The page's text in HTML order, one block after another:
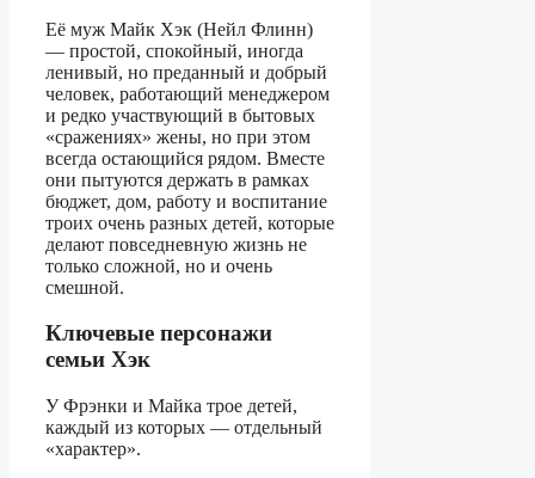
Её муж Майк Хэк (Нейл Флинн)
— простой, спокойный, иногда
ленивый, но преданный и добрый
человек, работающий менеджером
и редко участвующий в бытовых
«сражениях» жены, но при этом
всегда остающийся рядом. Вместе
они пытуются держать в рамках
бюджет, дом, работу и воспитание
троих очень разных детей, которые
делают повседневную жизнь не
только сложной, но и очень
смешной.
Ключевые персонажи
семьи Хэк
У Фрэнки и Майка трое детей,
каждый из которых — отдельный
«характер».